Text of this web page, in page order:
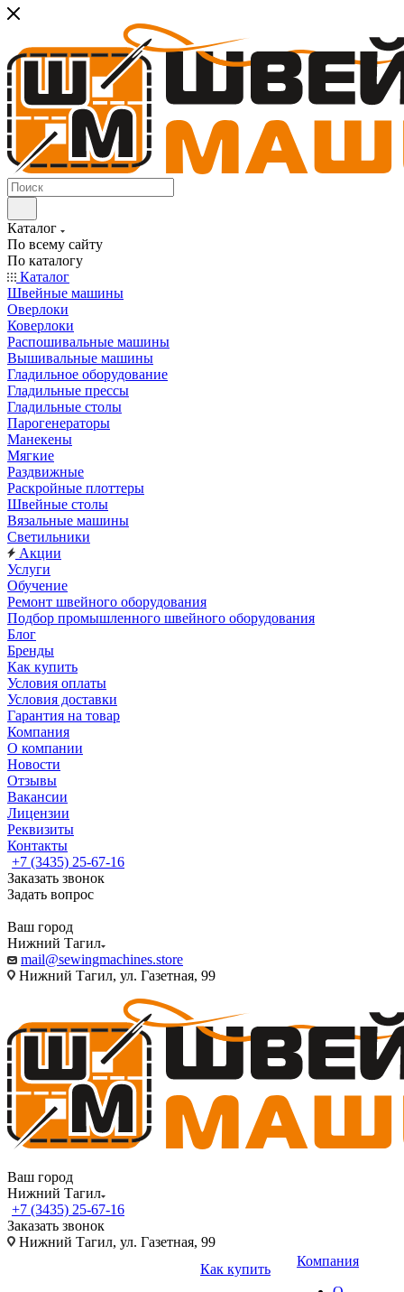
Каталог
По всему сайту
По каталогу
Каталог
Швейные машины
Оверлоки
Коверлоки
Распошивальные машины
Вышивальные машины
Гладильное оборудование
Гладильные прессы
Гладильные столы
Парогенераторы
Манекены
Мягкие
Раздвижные
Раскройные плоттеры
Швейные столы
Вязальные машины
Светильники
Акции
Услуги
Обучение
Ремонт швейного оборудования
Подбор промышленного швейного оборудования
Блог
Бренды
Как купить
Условия оплаты
Условия доставки
Гарантия на товар
Компания
О компании
Новости
Отзывы
Вакансии
Лицензии
Реквизиты
Контакты
+7 (3435) 25-67-16
Заказать звонок
Задать вопрос
Ваш город
Нижний Тагил
mail@sewingmachines.store
Нижний Тагил, ул. Газетная, 99
Ваш город
Нижний Тагил
+7 (3435) 25-67-16
Заказать звонок
Нижний Тагил, ул. Газетная, 99
Как купить
Компания